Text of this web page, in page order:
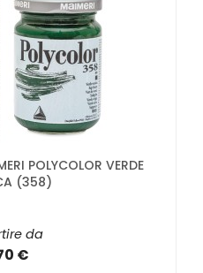
POLYCOLOR VERDE
(358)
da
€